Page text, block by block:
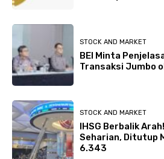
STOCK AND MARKET
BEI Minta
Transaksi Jumbo
STOCK AND MARKET
IHSG Berbalik
Seharian, Ditutup
6.343